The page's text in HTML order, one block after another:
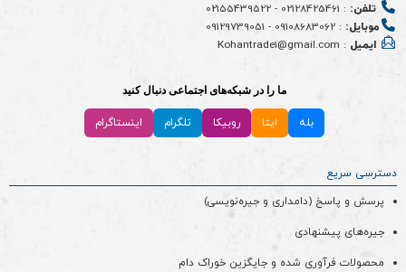
تلفن: :
02128425461
-
02155439522
موبایل: :
09108683062
-
09129739051
ایمیل : Kohantrade1@gmail.com
ما را در شبکه‌های اجتماعی دنبال کنید
بله ایتا روبیکا تلگرام اینستاگرام
دسترسی سریع
پرسش و پاسخ (دامداری و جیره‌نویسی)
جیره‌های پیشنهادی
محصولات فرآوری شده و جایگزین خوراک دام